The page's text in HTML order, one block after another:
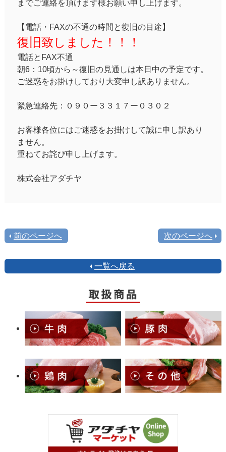
までご連絡を頂けます様お願い申し上げます。
【電話・FAXの不通の時間と復旧の目途】
復旧致しました！！！
電話とFAX不通
朝6：10頃から～復旧の見通しは本日中の予定です。
ご迷惑をお掛けしており大変申し訳ありません。
緊急連絡先：０９０ー３３１７ー０３０２
お客様各位にはご迷惑をお掛けして誠に申し訳あり
ません。
重ねてお詫び申し上げます。
株式会社アダチヤ
前のページへ 次のページへ
一覧へ戻る